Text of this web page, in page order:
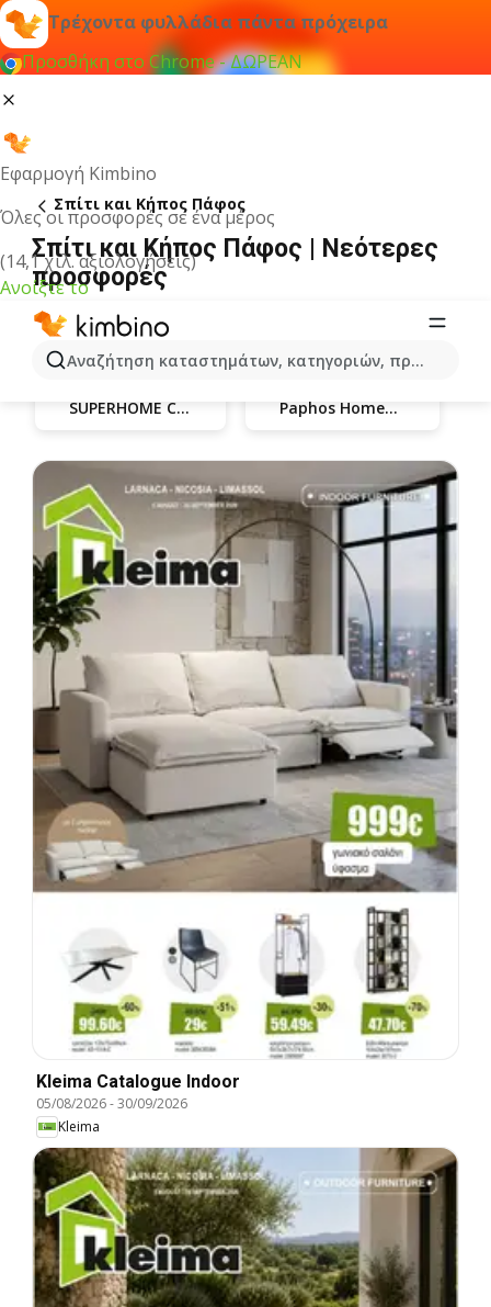
Τρέχοντα φυλλάδια πάντα πρόχειρα
Προσθήκη στο Chrome - ΔΩΡΕΑΝ
Εφαρμογή Kimbino
Όλες οι προσφορές σε ένα μέρος
(14,1 χιλ. αξιολογήσεις)
Ανοίξτε το
Αναζήτηση καταστημάτων, κατηγοριών, προϊόντων...
Σπίτι και Κήπος Πάφος
Σπίτι και Κήπος Πάφος | Νεότερες
προσφορές
SUPERHOME CENTER Paphos HomeMarket
Kleima Catalogue Indoor
05/08/2026-30/09/2026
Kleima